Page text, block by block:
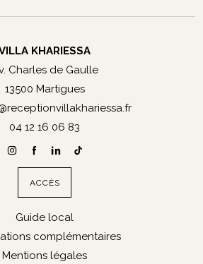
KHARIESSA
Charles de Gaulle
13500 Martigues
04 12 16 06 83
ACCÈS
Guide local
complémentaires
Mentions légales